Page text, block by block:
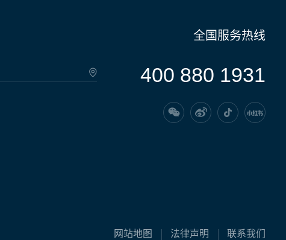
全国服务热线
400 880 1931
网站地图 法律声明 联系我们